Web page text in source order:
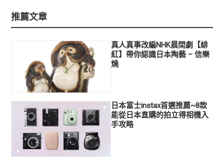
推薦文章
真人真事改編NHK晨間劇【緋
紅】帶你認識日本陶藝 – 信樂
燒
日本富士instax首選推薦~8款
能從日本直購的拍立得相機入
手攻略